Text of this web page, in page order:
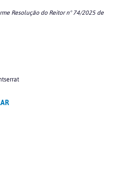
Resolução do Reitor n° 74/2025 de